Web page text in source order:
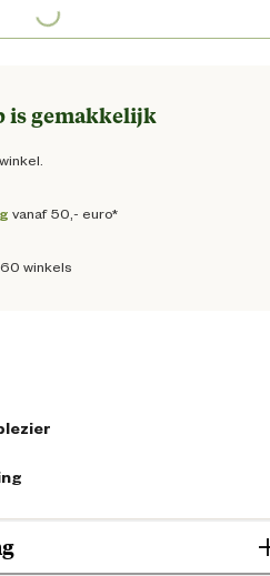
Loading...
is gemakkelijk
vanaf 50,- euro*
winkels